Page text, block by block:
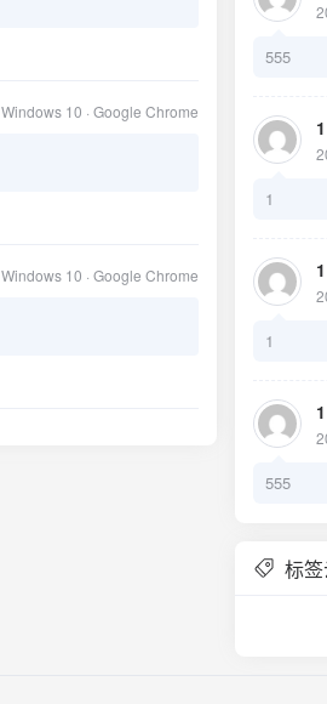
Windows 10 · Google Chrome
Windows 10 · Google Chrome
555
1
1
1
1
1
555
标